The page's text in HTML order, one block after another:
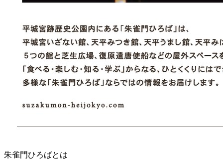
朱雀門ひろばとは